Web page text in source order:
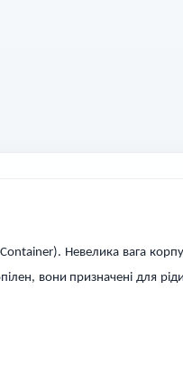
Невелика вага
вони призначені для